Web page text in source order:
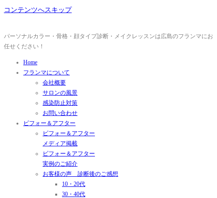
コンテンツへスキップ
パーソナルカラー・骨格・顔タイプ診断・メイクレッスンは広島のフランマにお
任せください！
Home
フランマについて
会社概要
サロンの風景
感染防止対策
お問い合わせ
ビフォー＆アフター
ビフォー＆アフター
メディア掲載
ビフォー＆アフター
実例のご紹介
お客様の声 診断後のご感想
10・20代
30・40代